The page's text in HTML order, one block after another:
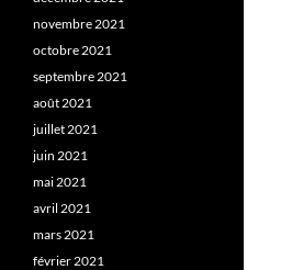
novembre 2021
octobre 2021
septembre 2021
août 2021
juillet 2021
juin 2021
mai 2021
avril 2021
mars 2021
février 2021